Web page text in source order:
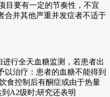
目要有一定的节奏性，不宜
合并其他严重并发症者不适于
行全天血糖监测，若患者出
以治疗：患者的血糖不能得到
食控制后有酮症或由于热量
A2级时;研究还表明